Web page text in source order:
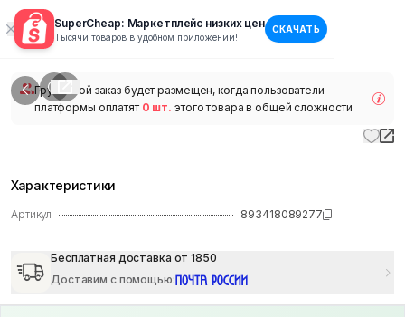
SuperCheap: Маркетплейс низких цен
Тысячи товаров в удобном приложении!
СКАЧАТЬ
1/
Групповой заказ будет размещен, когда пользователи
платформы оплатят 0 шт. этого товара в общей сложности
Характеристики
Артикул 893418089277
Бесплатная доставка от 1850
Доставим с помощью: